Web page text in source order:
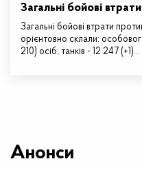
Загальні бойові
Загальні бойові втрати
орієнтовно склали:
210) осіб; танків - 12 247 (+1)…
Анонси